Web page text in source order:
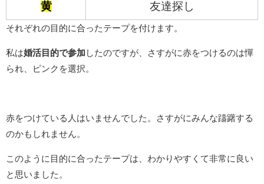
黄 友達探し
それぞれの目的に合ったテープを付けます。
私は婚活目的で参加 したのですが、さすがに赤をつけるのは憚
られ、ピンクを選択。
赤をつけている人はいませんでした。さすがにみんな躊躇する
のかもしれません。
このように目的に合ったテープは、わかりやすくて非常に良い
と思いました。